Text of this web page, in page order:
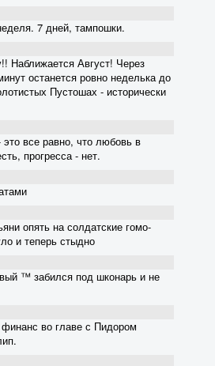
7 дней, тампошки.
Наближается Август! Через
останется ровно неделька до
Пустошах - исторически
все равно, что любовь в
прогресса - нет.
опять на солдатские гомо-
и теперь стыдно
™ забился под шконарь и не
во главе с Пидором